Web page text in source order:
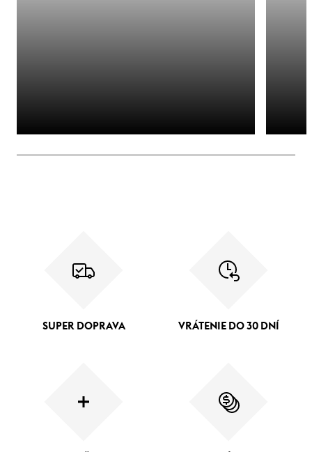
SUPER DOPRAVA VRÁTENIE DO 30 DNÍ